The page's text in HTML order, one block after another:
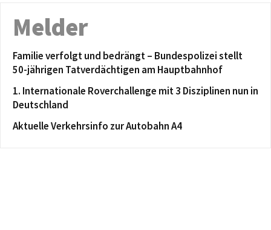
Melder
Familie verfolgt und bedrängt – Bundespolizei stellt
50-jährigen Tatverdächtigen am Hauptbahnhof
1. Internationale Roverchallenge mit 3 Disziplinen nun in
Deutschland
Aktuelle Verkehrsinfo zur Autobahn A4